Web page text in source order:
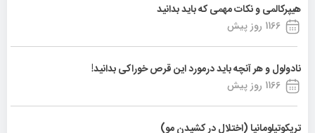
هیپرکالمی و نکات مهمی که باید بدانید
1166 روز پیش
نادولول و هر آنچه باید درمورد این قرص خوراکی بدانید!
1166 روز پیش
تریکوتیلومانیا (اختلال در کشیدن مو)